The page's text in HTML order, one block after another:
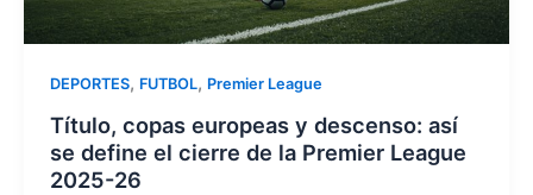
DEPORTES, FUTBOL, Premier League
Título, copas europeas y descenso: así
se define el cierre de la Premier League
2025-26